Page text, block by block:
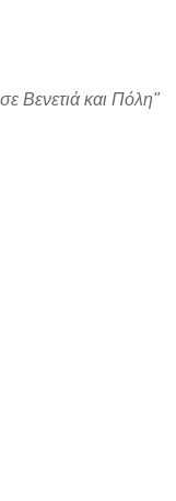
Βενετιά και Πόλη"